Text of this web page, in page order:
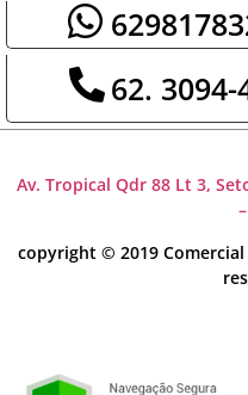
62. 3094-
Av. Tropical Qdr 88 Lt 3,
copyright © 2019